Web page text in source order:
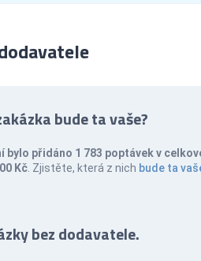
bude ta vaše?
bylo přidáno 1 783 poptávek v
Kč . Zjistěte, která z nich bude ta
bez dodavatele.